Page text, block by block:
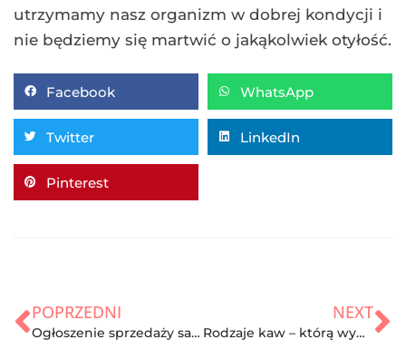
utrzymamy nasz organizm w dobrej kondycji i
nie będziemy się martwić o jakąkolwiek otyłość.
Facebook WhatsApp
Twitter LinkedIn
Pinterest
POPRZEDNI
Ogłoszenie sprzedaży samochodu – jak znaleźć to właściwe?
NEXT
Rodzaje kaw – którą wybrać? TOP 3